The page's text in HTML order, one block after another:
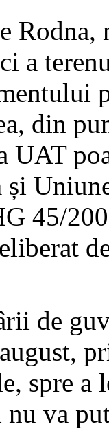
a
din
UAT
și
45/
de
spre
va